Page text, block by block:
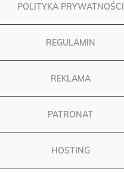
POLITYKA PRYWATNOŚCI
REGULAMIN
REKLAMA
PATRONAT
HOSTING